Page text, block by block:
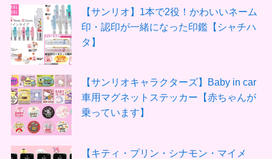
【サンリオ】1本で2役！かわいいネーム
印・認印が一緒になった印鑑【シャチハ
タ】
【サンリオキャラクターズ】Baby in car
車用マグネットステッカー【赤ちゃんが
乗っています】
【キティ・プリン・シナモン・マイメ